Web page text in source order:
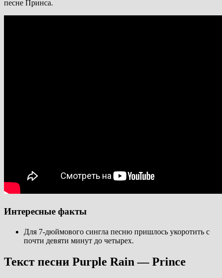
песне Принса.
Интересные факты
Для 7-дюймового сингла песню пришлось укоротить с
почти девяти минут до четырех.
Текст песни Purple Rain — Prince